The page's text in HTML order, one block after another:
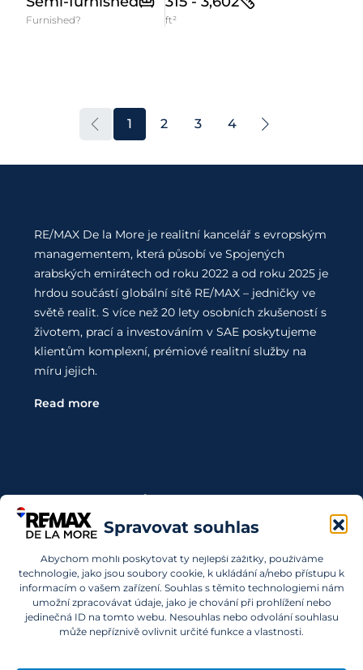
Spravovat souhlas
Abychom mohli poskytovat ty nejlepší zážitky, používáme
technologie, jako jsou soubory cookie, k ukládání a/nebo přístupu k
informacím o vašem zařízení. Souhlas s těmito technologiemi nám
umožní zpracovávat údaje, jako je chování při prohlížení nebo
jedinečná ID na tomto webu. Nesouhlas nebo odvolání souhlasu
může nepříznivě ovlivnit určité funkce a vlastnosti.
Furnished? ft²
1 2 3 4
RE/MAX De la More je realitní kancelář s evropským
managementem, která působí ve Spojených
arabských emirátech od roku 2022 a od roku 2025 je
hrdou součástí globální sítě RE/MAX – jedničky ve
světě realit. S více než 20 lety osobních zkušeností s
životem, prací a investováním v SAE poskytujeme
klientům komplexní, prémiové realitní služby na
míru jejich.
Read more
Kontaktujte Nás
kde začít? Obraťte se na nás.
info@remaxdelamore.com